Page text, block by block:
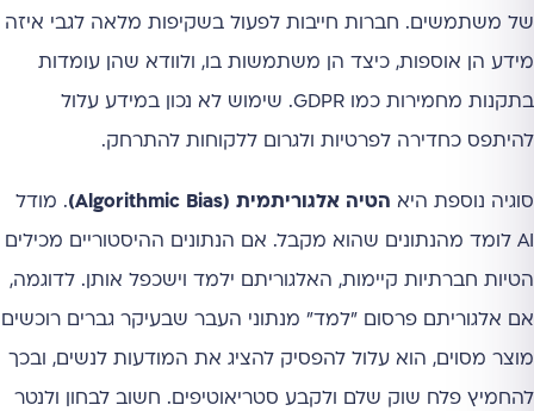
של משתמשים. חברות חייבות לפעול בשקיפות מלאה לגבי איזה
מידע הן אוספות, כיצד הן משתמשות בו, ולוודא שהן עומדות
בתקנות מחמירות כמו GDPR. שימוש לא נכון במידע עלול
להיתפס כחדירה לפרטיות ולגרום ללקוחות להתרחק.
סוגיה נוספת היא הטיה אלגוריתמית (Algorithmic Bias) . מודל
AI לומד מהנתונים שהוא מקבל. אם הנתונים ההיסטוריים מכילים
הטיות חברתיות קיימות, האלגוריתם ילמד וישכפל אותן. לדוגמה,
אם אלגוריתם פרסום "למד" מנתוני העבר שבעיקר גברים רוכשים
מוצר מסוים, הוא עלול להפסיק להציג את המודעות לנשים, ובכך
להחמיץ פלח שוק שלם ולקבע סטריאוטיפים. חשוב לבחון ולנטר